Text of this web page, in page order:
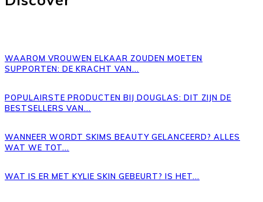
WAAROM VROUWEN ELKAAR ZOUDEN MOETEN
SUPPORTEN: DE KRACHT VAN...
POPULAIRSTE PRODUCTEN BIJ DOUGLAS: DIT ZIJN DE
BESTSELLERS VAN...
WANNEER WORDT SKIMS BEAUTY GELANCEERD? ALLES
WAT WE TOT...
WAT IS ER MET KYLIE SKIN GEBEURT? IS HET...